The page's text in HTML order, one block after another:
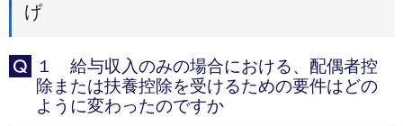
げ
Q
１ 給与収入のみの場合における、配偶者控
除または扶養控除を受けるための要件はどの
ように変わったのですか